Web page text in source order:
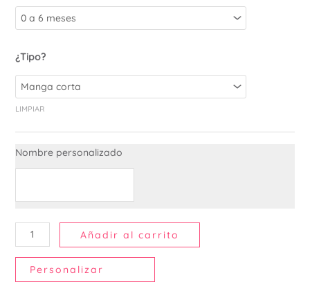
¿Tipo?
LIMPIAR
Nombre personalizado
Añadir al carrito
Personalizar